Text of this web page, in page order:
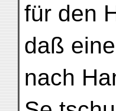
für den
daß
nach